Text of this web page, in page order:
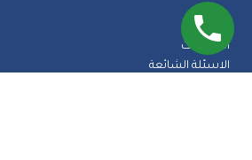
المدونة
الضمانات
الاسئلة الشائعة